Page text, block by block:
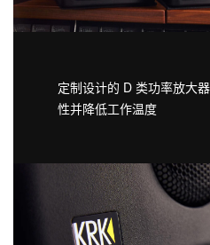
定制设计的 D 类功率放大
性并降低工作温度